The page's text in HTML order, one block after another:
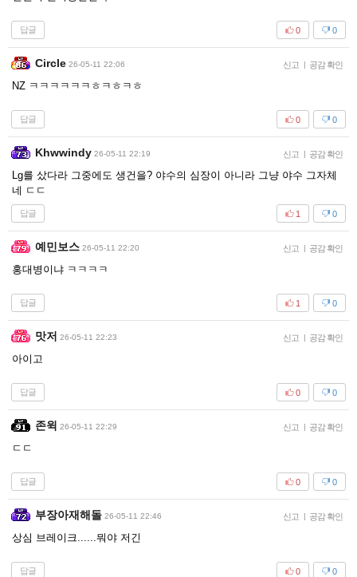
답글 0
0
Circle 26-05-11 22:06 신고 | 공감 확인
NZ ㅋㅋㅋㅋㅋㅋㅎㅋㅎㅋㅎ
답글 0
0
Khwwindy 26-05-11 22:19 신고 | 공감 확인
Lg를 샀다라 그중에도 생건을? 야수의 심장이 아니라 그냥 야수 그자체
네 ㄷㄷ
답글 0
1
예민보스 26-05-11 22:20 신고 | 공감 확인
홍대병이냐 ㅋㅋㅋㅋ
답글 0
1
맛저 26-05-11 22:23 신고 | 공감 확인
아이고
답글 0
0
존윅 26-05-11 22:29 신고 | 공감 확인
ㄷㄷ
답글 0
0
부장아재해돌 26-05-11 22:46 신고 | 공감 확인
상심 브레이크......뭐야 저긴
답글 0
0